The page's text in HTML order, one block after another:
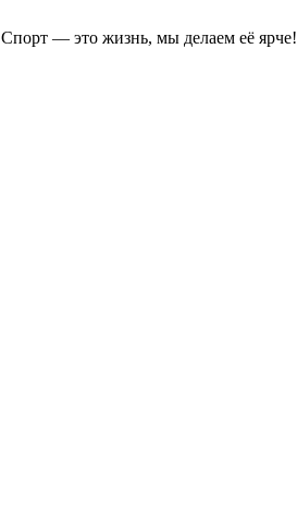
Спорт — это жизнь, мы делаем её ярче!